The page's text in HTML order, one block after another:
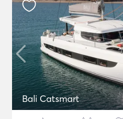
Bali Catsmart